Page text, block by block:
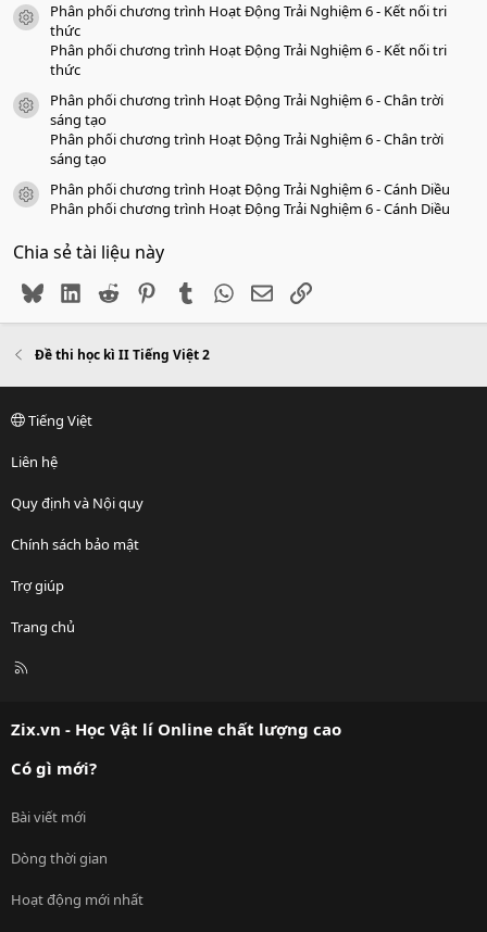
icon tài liệu
Phân phối chương trình Hoạt Động Trải Nghiệm 6 - Kết nối tri
thức
Phân phối chương trình Hoạt Động Trải Nghiệm 6 - Kết nối tri
thức
icon tài liệu
Phân phối chương trình Hoạt Động Trải Nghiệm 6 - Chân trời
sáng tạo
Phân phối chương trình Hoạt Động Trải Nghiệm 6 - Chân trời
sáng tạo
icon tài liệu
Phân phối chương trình Hoạt Động Trải Nghiệm 6 - Cánh Diều
Phân phối chương trình Hoạt Động Trải Nghiệm 6 - Cánh Diều
Chia sẻ tài liệu này
BlueskyLinkedIn
Reddit PinterestTumblr WhatsApp
EmailLink
Đề thi học kì II Tiếng Việt 2
Tiếng Việt
Liên hệ
Quy định và Nội quy
Chính sách bảo mật
Trợ giúp
Trang chủ
R
Zix.vn - Học Vật lí Online chất lượng cao
Có gì mới?
Bài viết mới
Dòng thời gian
Hoạt động mới nhất